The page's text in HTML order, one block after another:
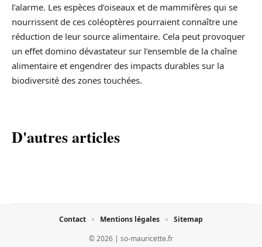
l’alarme. Les espèces d’oiseaux et de mammifères qui se
nourrissent de ces coléoptères pourraient connaître une
réduction de leur source alimentaire. Cela peut provoquer
un effet domino dévastateur sur l’ensemble de la chaîne
alimentaire et engendrer des impacts durables sur la
biodiversité des zones touchées.
D'autres articles
© 2026 | so-mauricette.fr
Contact Mentions légales Sitemap